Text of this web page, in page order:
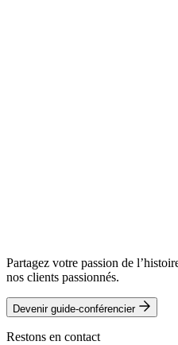
Partagez votre passion de
nos clients passionnés.
Devenir guide-conférencier
Restons en contact